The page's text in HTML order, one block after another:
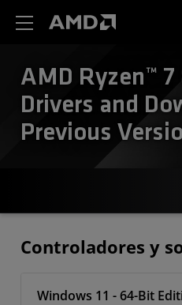
AMD Ryzen™ 7
Drivers and
Previous
Controladores y
Windows 11 - 64-Bit